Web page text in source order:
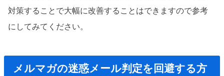
対策することで大幅に改善することはできますので参考
にしてみてください。
メルマガの迷惑メール判定を回避する方